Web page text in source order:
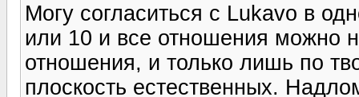
Могу согласиться с Lukavo в
или 10 и все отношения можно
отношения, и только лишь по
плоскость естественных.